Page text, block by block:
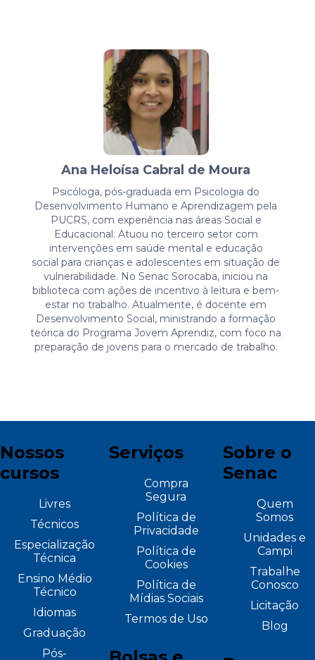
Ana Heloísa Cabral de Moura
Psicóloga, pós-graduada em Psicologia do
Desenvolvimento Humano e Aprendizagem pela
PUCRS, com experiência nas áreas Social e
Educacional. Atuou no terceiro setor com
intervenções em saúde mental e educação
social para crianças e adolescentes em situação de
vulnerabilidade. No Senac Sorocaba, iniciou na
biblioteca com ações de incentivo à leitura e bem-
estar no trabalho. Atualmente, é docente em
Desenvolvimento Social, ministrando a formação
teórica do Programa Jovem Aprendiz, com foco na
preparação de jovens para o mercado de trabalho.
Nossos
cursos
Livres
Técnicos
Especialização
Técnica
Ensino Médio
Técnico
Idiomas
Graduação
Pós-
Serviços
Compra
Segura
Política de
Privacidade
Política de
Cookies
Política de
Mídias Sociais
Termos de Uso
Sobre o
Senac
Quem
Somos
Unidades e
Campi
Trabalhe
Conosco
Licitação
Blog